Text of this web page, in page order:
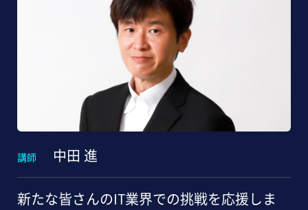
講師 中田 進
新たな皆さんのIT業界での挑戦を応援しま